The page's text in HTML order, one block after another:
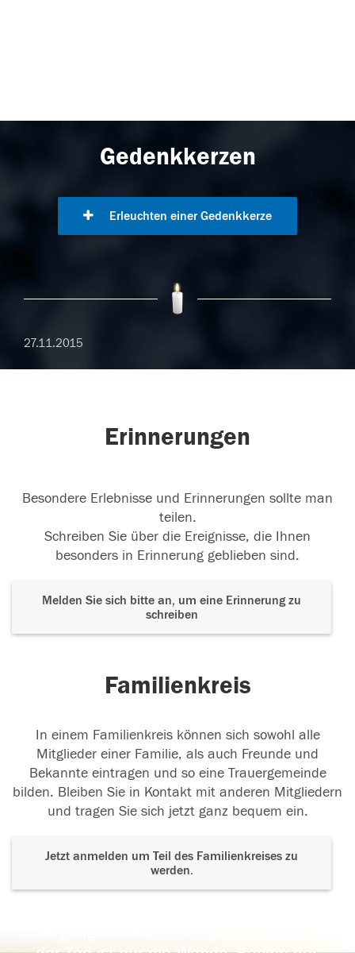
Gedenkkerzen
Erleuchten einer Gedenkkerze
27.11.2015
Erinnerungen
Besondere Erlebnisse und Erinnerungen sollte man
teilen.
Schreiben Sie über die Ereignisse, die Ihnen
besonders in Erinnerung geblieben sind.
Melden Sie sich bitte an, um eine Erinnerung zu
schreiben
Familienkreis
In einem Familienkreis können sich sowohl alle
Mitglieder einer Familie, als auch Freunde und
Bekannte eintragen und so eine Trauergemeinde
bilden. Bleiben Sie in Kontakt mit anderen Mitgliedern
und tragen Sie sich jetzt ganz bequem ein.
Jetzt anmelden um Teil des Familienkreises zu
werden.